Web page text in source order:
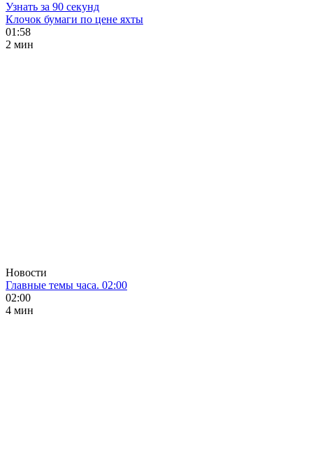
Узнать за 90 секунд
Клочок бумаги по цене яхты
01:58
2 мин
Новости
Главные темы часа. 02:00
02:00
4 мин